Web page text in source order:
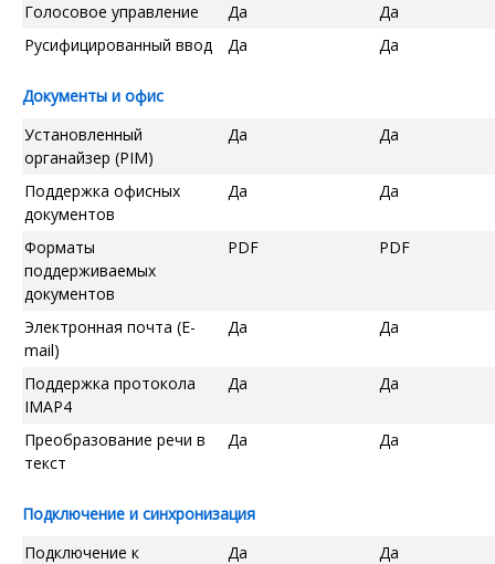
Голосовое управление
Да
Да
Русифицированный ввод
Да Да
Документы и офис
Установленный
органайзер (PIM)
Да Да
Поддержка офисных
документов
Да Да
Форматы
поддерживаемых
документов
PDF PDF
Электронная почта (E-
mail)
Да Да
Поддержка протокола
IMAP4
Да Да
Преобразование речи в
текст
Да Да
Подключение и синхронизация
Подключение к
Да Да